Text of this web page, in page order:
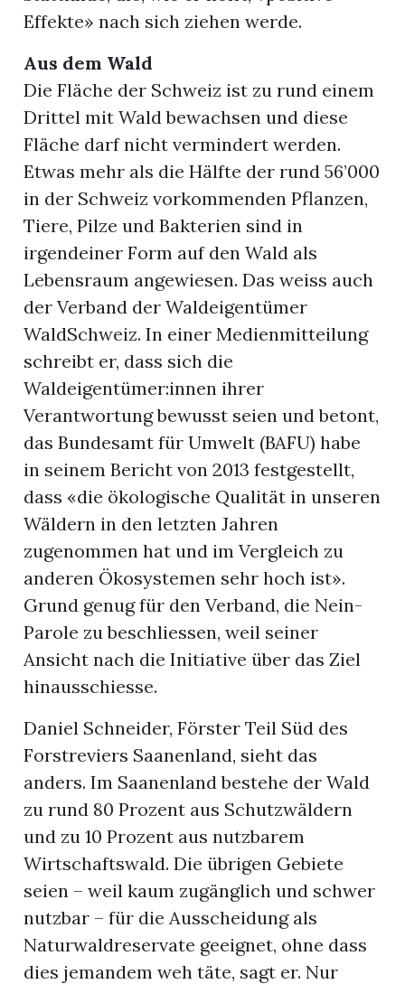
Effekte» nach sich ziehen werde.
Aus dem Wald
Die Fläche der Schweiz ist zu rund einem
Drittel mit Wald bewachsen und diese
Fläche darf nicht vermindert werden.
Etwas mehr als die Hälfte der rund 56’000
in der Schweiz vorkommenden Pflanzen,
Tiere, Pilze und Bakterien sind in
irgendeiner Form auf den Wald als
Lebensraum angewiesen. Das weiss auch
der Verband der Waldeigentümer
WaldSchweiz. In einer Medienmitteilung
schreibt er, dass sich die
Waldeigentümer:innen ihrer
Verantwortung bewusst seien und betont,
das Bundesamt für Umwelt (BAFU) habe
in seinem Bericht von 2013 festgestellt,
dass «die ökologische Qualität in unseren
Wäldern in den letzten Jahren
zugenommen hat und im Vergleich zu
anderen Ökosystemen sehr hoch ist».
Grund genug für den Verband, die Nein-
Parole zu beschliessen, weil seiner
Ansicht nach die Initiative über das Ziel
hinausschiesse.
Daniel Schneider, Förster Teil Süd des
Forstreviers Saanenland, sieht das
anders. Im Saanenland bestehe der Wald
zu rund 80 Prozent aus Schutzwäldern
und zu 10 Prozent aus nutzbarem
Wirtschaftswald. Die übrigen Gebiete
seien – weil kaum zugänglich und schwer
nutzbar – für die Ausscheidung als
Naturwaldreservate geeignet, ohne dass
dies jemandem weh täte, sagt er. Nur